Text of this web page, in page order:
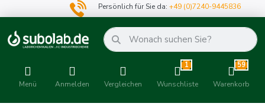
Persönlich für Sie da:+49 (0)7240-9445836
Menü Anmelden Vergleichen
1
Wunschliste
59
Warenkorb